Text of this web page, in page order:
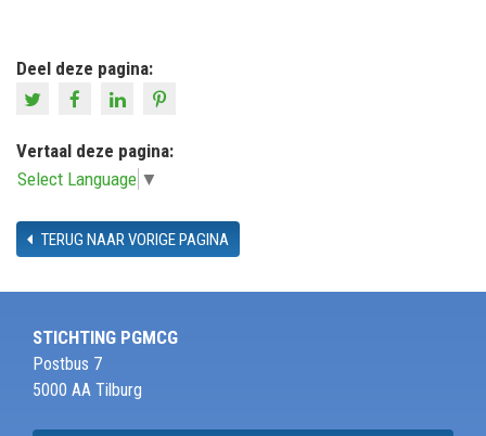
Deel deze pagina:
Vertaal deze pagina:
Select Language ▼
TERUG NAAR VORIGE PAGINA
STICHTING PGMCG
Postbus 7
5000 AA Tilburg